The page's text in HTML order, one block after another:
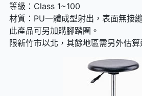
等級：Class 1~100
材質：PU一體成型射出，表面無接
此產品可另加購腳踏圈。
限新竹市以北，其餘地區需另外估